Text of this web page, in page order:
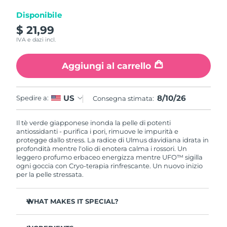
Disponibile
$ 21,99
IVA e dazi incl.
Aggiungi al carrello
Spedire a: US Consegna stimata: 8/10/26
Il tè verde giapponese inonda la pelle di potenti
antiossidanti - purifica i pori, rimuove le impurità e
protegge dallo stress. La radice di Ulmus davidiana idrata in
profondità mentre l'olio di enotera calma i rossori. Un
leggero profumo erbaceo energizza mentre UFO™ sigilla
ogni goccia con Cryo-terapia rinfrescante. Un nuovo inizio
per la pelle stressata.
WHAT MAKES IT SPECIAL?
RAS di Macao
Malta Consegna stimata 8/9/26
Messico Consegna stimata
Monaco Consegna stimata
Paesi Bassi Consegna stimata8/9/26
Nuova Zelanda Consegna stimata8/9/26
Norvegia Consegna stimata8/9/26
Oman Consegna stimata8/12/26